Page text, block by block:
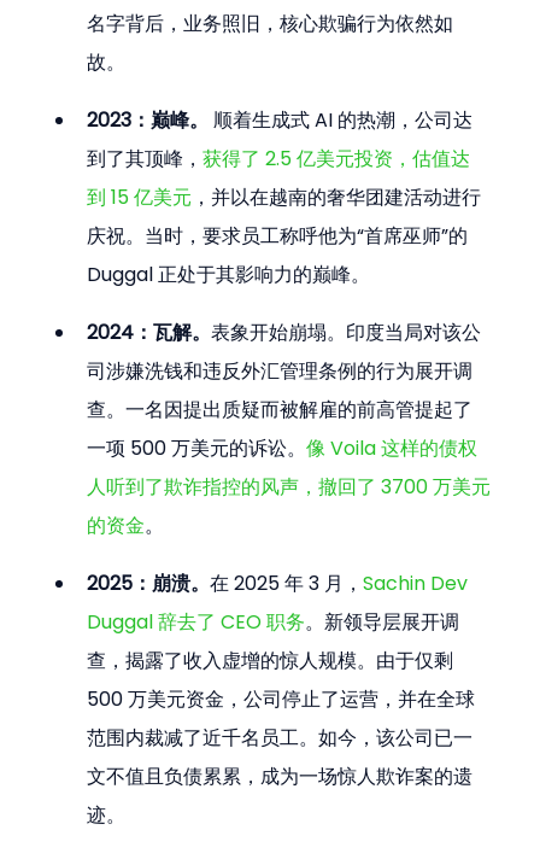
名字背后，业务照旧，核心欺骗行为依然如
故。
2023：巅峰。
顺着生成式 AI 的热潮，公司达
到了其顶峰，获得了 2.5 亿美元投资，估值达
到 15 亿美元 ，并以在越南的奢华团建活动进行
庆祝。当时，要求员工称呼他为“首席巫师”的
Duggal 正处于其影响力的巅峰。
2024：瓦解。表象开始崩塌。印度当局对该公
司涉嫌洗钱和违反外汇管理条例的行为展开调
查。一名因提出质疑而被解雇的前高管提起了
一项 500 万美元的诉讼。像 Voila 这样的债权
人听到了欺诈指控的风声，撤回了 3700 万美元
的资金。
2025：崩溃。在 2025 年 3 月，Sachin Dev
Duggal 辞去了 CEO 职务。新领导层展开调
查，揭露了收入虚增的惊人规模。由于仅剩
500 万美元资金，公司停止了运营，并在全球
范围内裁减了近千名员工。如今，该公司已一
文不值且负债累累，成为一场惊人欺诈案的遗
迹。